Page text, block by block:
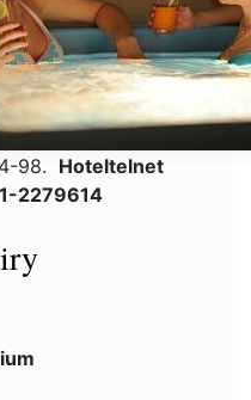
98. Hoteltelnet
2279614